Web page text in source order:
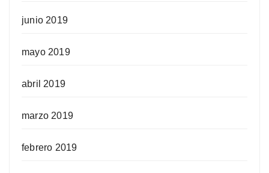
junio 2019
mayo 2019
abril 2019
marzo 2019
febrero 2019